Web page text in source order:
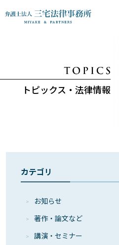
トピックス・法律情報
カテゴリ
お知らせ
著作・論⽂など
講演・セミナー